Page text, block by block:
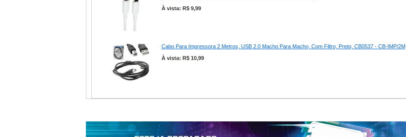
À vista: R$ 9,99
Cabo Para Impressora 2 Metros, USB 2.0 Macho Para Macho, Com Filtro, Preto, CB0537 - CB-IMP/2M
À vista: R$ 10,99